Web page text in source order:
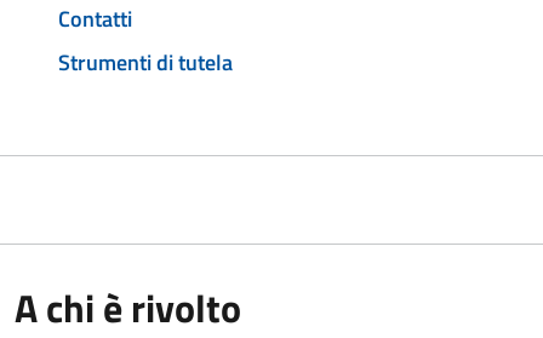
Contatti
Strumenti di tutela
A chi è rivolto